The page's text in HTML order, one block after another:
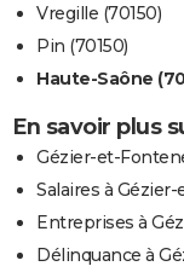
Vregille (70150)
Pin (70150)
Haute-Saône
En savoir plus
Gézier-et-
Salaires à
Entreprises à
Délinquance à